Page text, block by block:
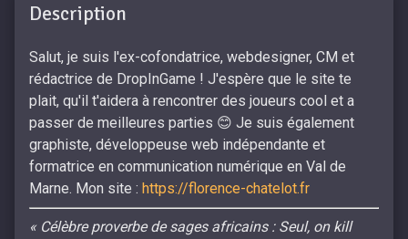
Description
Salut, je suis l'ex-cofondatrice, webdesigner, CM et
rédactrice de DropInGame ! J'espère que le site te
plait, qu'il t'aidera à rencontrer des joueurs cool et a
passer de meilleures parties 😊 Je suis également
graphiste, développeuse web indépendante et
formatrice en communication numérique en Val de
Marne. Mon site : https://florence-chatelot.fr
« Célèbre proverbe de sages africains : Seul, on kill